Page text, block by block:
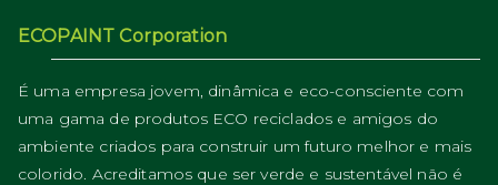
ECOPAINT Corporation
É uma empresa jovem, dinâmica e eco-consciente com
uma gama de produtos ECO reciclados e amigos do
ambiente criados para construir um futuro melhor e mais
colorido. Acreditamos que ser verde e sustentável não é